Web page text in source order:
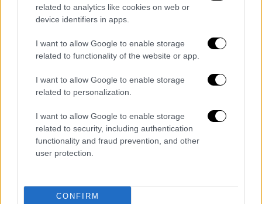
related to analytics like cookies on web or
device identifiers in apps.
I want to allow Google to enable storage
related to functionality of the website or app.
I want to allow Google to enable storage
related to personalization.
I want to allow Google to enable storage
related to security, including authentication
functionality and fraud prevention, and other
user protection.
CONFIRM
— Absolute Chelsea
(@AbsoluteChelsea)
2021
Ρότζερς: «Γελοίο πρόγραμμα, όλοι το
ξέρουμε αυτό»
Έξαλλος εμφανίστηκε και ο τεχνικός της
Λέστερ,Μπράνταν Ρότζερςκαθώς η ομάδα
του είναι αποδεκατισμένη το τελευταίο
διάστημα. «Είναι ένα γελοίο πρόγραμμα, όλοι
παικτών δεν είναι πλήρης σε διάστημα 72